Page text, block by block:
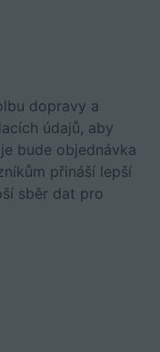
dopravy a
údajů, aby
bude objednávka
přináší lepší
sběr dat pro